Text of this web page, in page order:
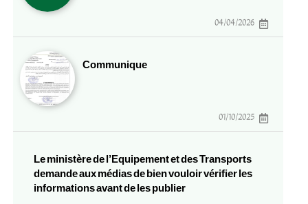
04/04/2026
Communique
01/10/2025
Le ministère de l’Equipement et des Transports
demande aux médias de bien vouloir vérifier les
informations avant de les publier